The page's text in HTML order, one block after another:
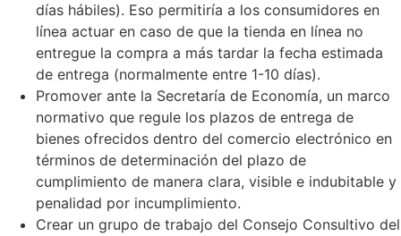
días hábiles). Eso permitiría a los consumidores en
línea actuar en caso de que la tienda en línea no
entregue la compra a más tardar la fecha estimada
de entrega (normalmente entre 1-10 días).
Promover ante la Secretaría de Economía, un marco
normativo que regule los plazos de entrega de
bienes ofrecidos dentro del comercio electrónico en
términos de determinación del plazo de
cumplimiento de manera clara, visible e indubitable y
penalidad por incumplimiento.
Crear un grupo de trabajo del Consejo Consultivo del